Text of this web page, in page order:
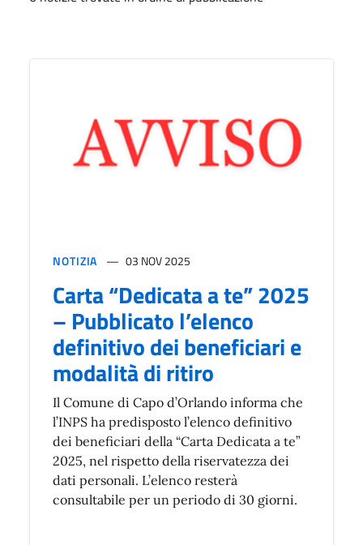
NOTIZIA 03 NOV 2025
Carta “Dedicata a te” 2025
– Pubblicato l’elenco
definitivo dei beneficiari e
modalità di ritiro
Il Comune di Capo d’Orlando informa che
l’INPS ha predisposto l’elenco definitivo
dei beneficiari della “Carta Dedicata a te”
2025, nel rispetto della riservatezza dei
dati personali. L’elenco resterà
consultabile per un periodo di 30 giorni.